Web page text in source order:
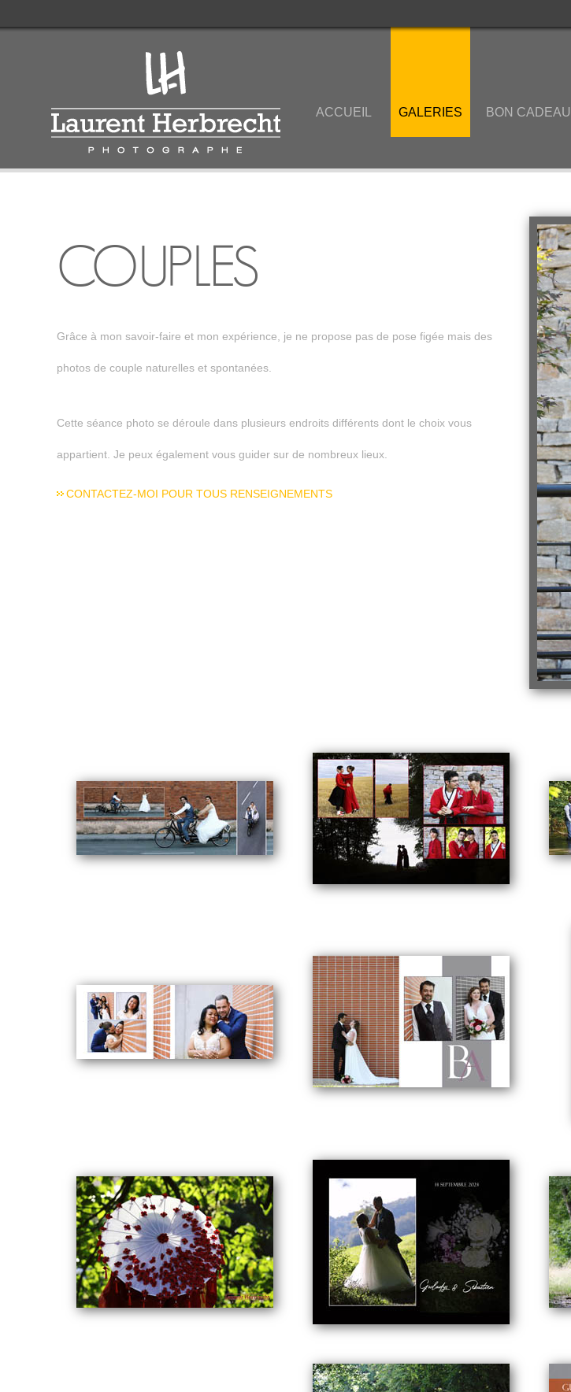
BON CADEAU
GALERIES
ACCUEIL
COUPLES
Grâce à mon savoir-faire et mon expérience, je ne propose pas de pose figée mais des
photos de couple naturelles et spontanées.
Cette séance photo se déroule dans plusieurs endroits différents dont le choix vous
appartient. Je peux également vous guider sur de nombreux lieux.
CONTACTEZ-MOI POUR TOUS RENSEIGNEMENTS